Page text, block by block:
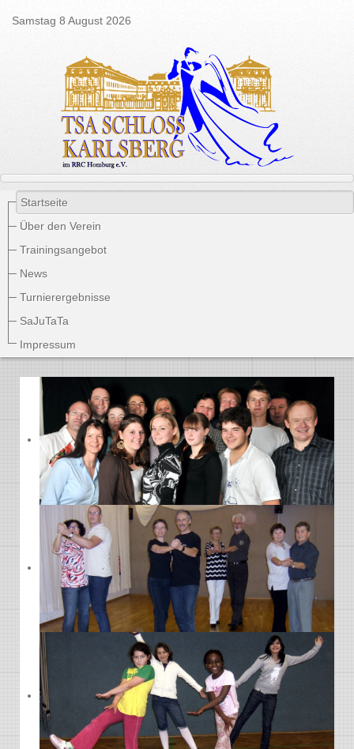
Samstag 8 August 2026
Startseite
Über den Verein
Trainingsangebot
News
Turnierergebnisse
SaJuTaTa
Impressum